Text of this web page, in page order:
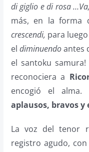
di giglio e di rosa
más, en la forma
crescendi, para
el diminuendoantes
el santoku
reconociera a
encogió el alma.
aplausos, bravos y
La voz del tenor
registro agudo,